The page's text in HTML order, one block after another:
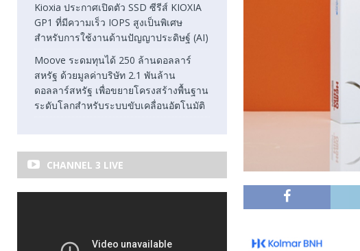
Kioxia ประกาศเปิดตัว SSD ซีรีส์ KIOXIA
GP1 ที่มีความเร็ว IOPS สูงเป็นพิเศษ
สำหรับการใช้งานด้านปัญญาประดิษฐ์ (AI)
Moove ระดมทุนได้ 250 ล้านดอลลาร์
สหรัฐ ด้วยมูลค่าบริษัท 2.1 พันล้าน
ดอลลาร์สหรัฐ เพื่อขยายโครงสร้างพื้นฐาน
ระดับโลกสำหรับระบบขับเคลื่อนอัตโนมัติ
CHANNEL 3 LIVE